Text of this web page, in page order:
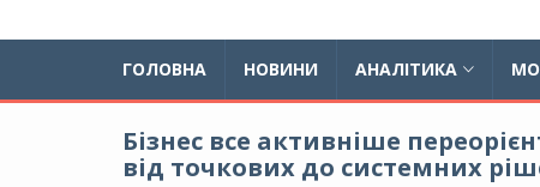
ГОЛОВНА НОВИНИ АНАЛІТИКА
Бізнес все активніше
від точкових до системних